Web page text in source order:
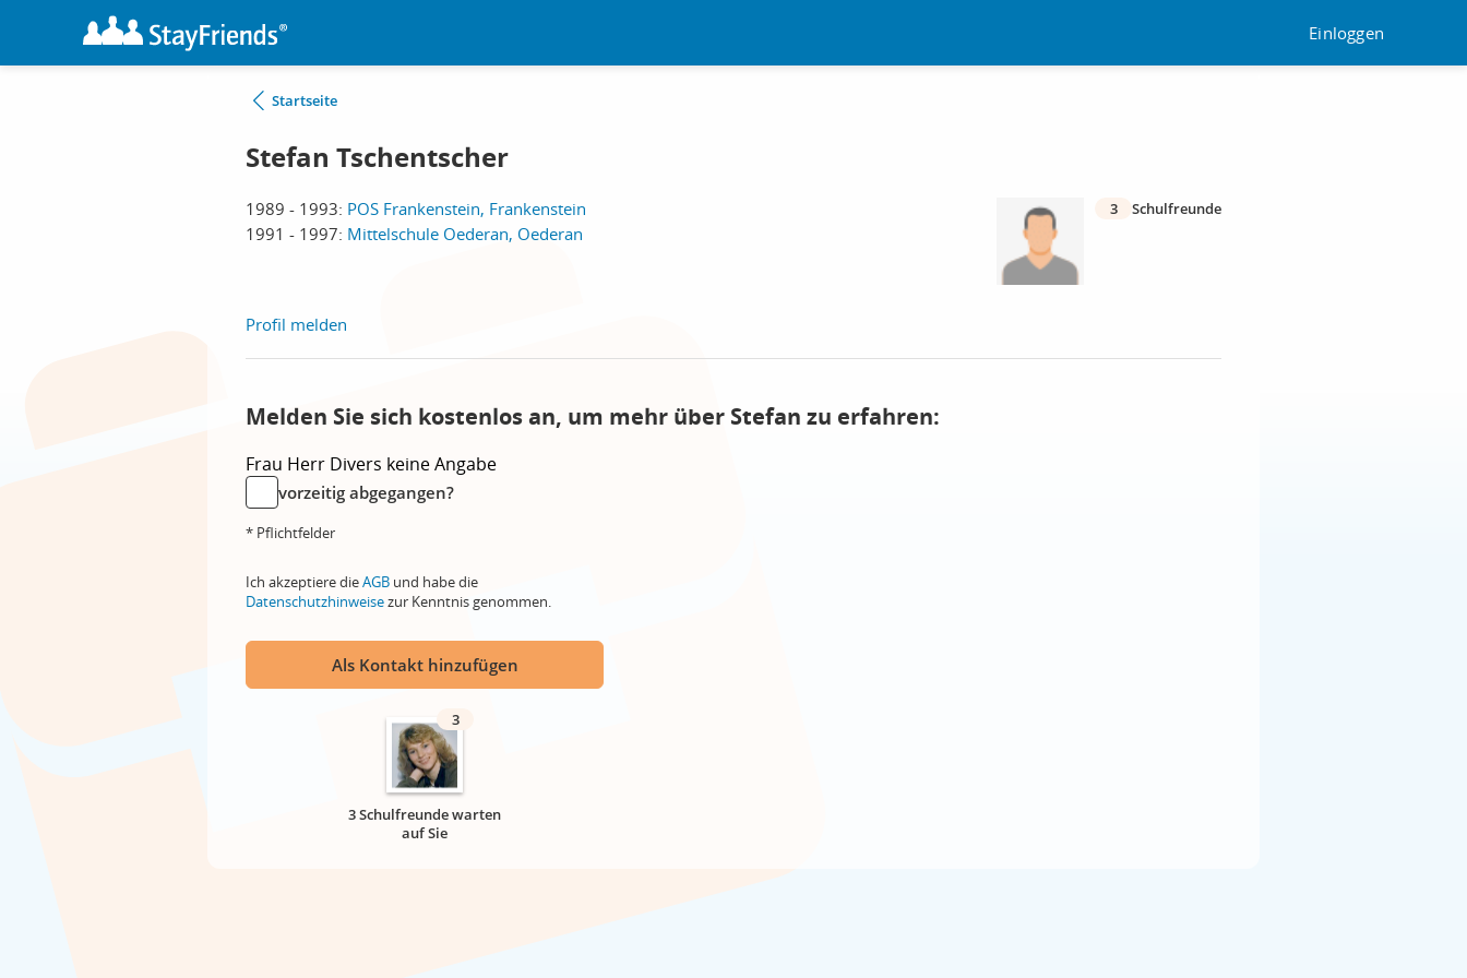
Einloggen
Startseite
Stefan Tschentscher
1989 - 1993: POS Frankenstein, Frankenstein
1991 - 1997: Mittelschule Oederan, Oederan
3 Schulfreunde
Profil melden
Melden Sie sich kostenlos an, um mehr über Stefan zu erfahren:
Frau Herr Divers keine Angabe
vorzeitig abgegangen?
* Pflichtfelder
Ich akzeptiere dieAGB und habe die
Datenschutzhinweisezur Kenntnis genommen.
Als Kontakt hinzufügen
3
3 Schulfreunde warten
auf Sie